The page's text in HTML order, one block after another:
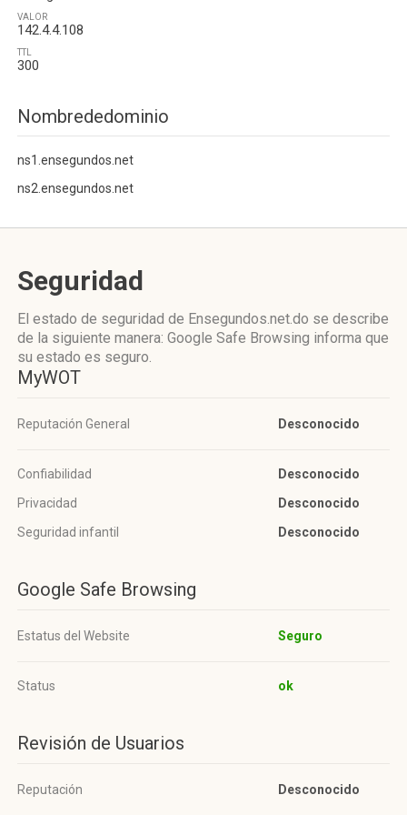
VALOR
142.4.4.108
TTL
300
Nombrededominio
ns1.ensegundos.net
ns2.ensegundos.net
Seguridad
El estado de seguridad de Ensegundos.net.do se describe
de la siguiente manera: Google Safe Browsing informa que
su estado es seguro.
MyWOT
Reputación General Desconocido
Confiabilidad
Desconocido
Privacidad
Desconocido
Seguridad infantil
Desconocido
Google Safe Browsing
Estatus del Website Seguro
Status ok
Revisión de Usuarios
Reputación Desconocido